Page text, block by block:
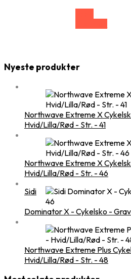
Nyeste produkter
Northwave Extreme X
Hvid/Lilla/Rød - Str. - 41
Northwave Extreme X
Hvid/Lilla/Rød - Str. - 46
Sidi
Dominator X - Cykelsko -
Northwave Extreme Plus
Hvid/Lilla/Rød - Str. - 48